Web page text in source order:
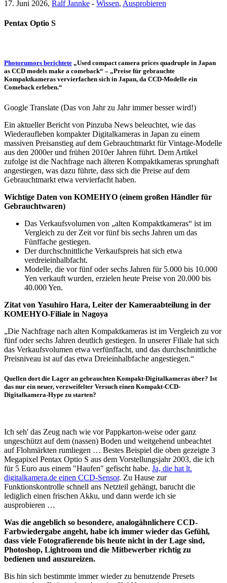
17. Juni 2026, Ralf Jannke - Wissen, Ausprobieren
Pentax Optio S
Photorumors berichtete „Used compact camera prices quadruple in Japan
as CCD models make a comeback“ – „Preise für gebrauchte
Kompaktkameras vervierfachen sich in Japan, da CCD-Modelle ein
Comeback erleben.“
Google Translate (Das von Jahr zu Jahr immer besser wird!)
Ein aktueller Bericht von Pinzuba News beleuchtet, wie das
Wiederaufleben kompakter Digitalkameras in Japan zu einem
massiven Preisanstieg auf dem Gebrauchtmarkt für Vintage-Modelle
aus den 2000er und frühen 2010er Jahren führt. Dem Artikel
zufolge ist die Nachfrage nach älteren Kompaktkameras sprunghaft
angestiegen, was dazu führte, dass sich die Preise auf dem
Gebrauchtmarkt etwa vervierfacht haben.
Wichtige Daten von KOMEHYO (einem großen Händler für
Gebrauchtwaren)
Das Verkaufsvolumen von „alten Kompaktkameras“ ist im
Vergleich zu der Zeit vor fünf bis sechs Jahren um das
Fünffache gestiegen.
Der durchschnittliche Verkaufspreis hat sich etwa
verdreieinhalbfacht.
Modelle, die vor fünf oder sechs Jahren für 5.000 bis 10.000
Yen verkauft wurden, erzielen heute Preise von 20.000 bis
40.000 Yen.
Zitat von Yasuhiro Hara, Leiter der Kameraabteilung in der
KOMEHYO-Filiale in Nagoya
„Die Nachfrage nach alten Kompaktkameras ist im Vergleich zu vor
fünf oder sechs Jahren deutlich gestiegen. In unserer Filiale hat sich
das Verkaufsvolumen etwa verfünffacht, und das durchschnittliche
Preisniveau ist auf das etwa Dreieinhalbfache angestiegen.“
Quellen dort die Lager an gebrauchten Kompakt-Digitalkameras über? Ist
das nur ein neuer, verzweifelter Versuch einen Kompakt-CCD-
Digitalkamera-Hype zu starten?
Ich seh' das Zeug nach wie vor Pappkarton-weise oder ganz
ungeschützt auf dem (nassen) Boden und weitgehend unbeachtet
auf Flohmärkten rumliegen … Bestes Beispiel die oben gezeigte 3
Megapixel Pentax Optio S aus dem Vorstellungsjahr 2003, die ich
für 5 Euro aus einem "Haufen" gefischt habe. Ja, die hat lt.
digitalkamera.de einen CCD-Sensor. Zu Hause zur
Funktionskontrolle schnell ans Netzteil gehängt, barucht die
lediglich einen frischen Akku, und dann werde ich sie
ausprobieren …
Was die angeblich so besondere, analogähnlichere CCD-
Farbwiedergabe angeht, habe ich immer wieder das Gefühl,
dass viele Fotografierende bis heute nicht in der Lage sind,
Photoshop, Lightroom und die Mitbewerber richtig zu
bedienen und auszureizen.
Bis hin sich bestimmte immer wieder zu benutzende Presets